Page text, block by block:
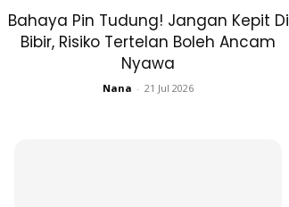
Bahaya Pin Tudung! Jangan Kepit Di
Bibir, Risiko Tertelan Boleh Ancam
Nyawa
Nana - 21 Jul 2026